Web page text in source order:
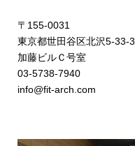
〒155-0031
東京都世田谷区北沢5-33-3
加藤ビルＣ号室
03-5738-7940
info@fit-arch.com